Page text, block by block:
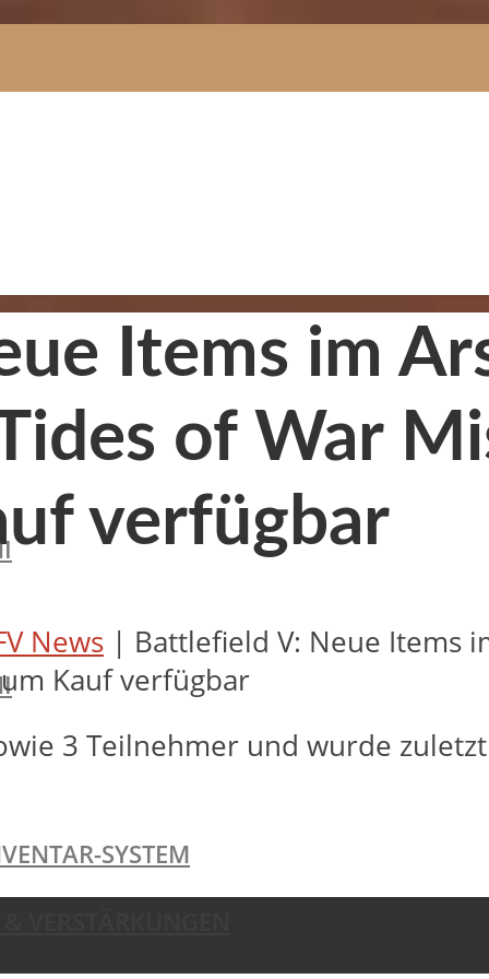
SYSTEM
Items im
of War
verfügbar
News | Battlefield V: Neue Items
Kauf verfügbar
3 Teilnehmer und wurde